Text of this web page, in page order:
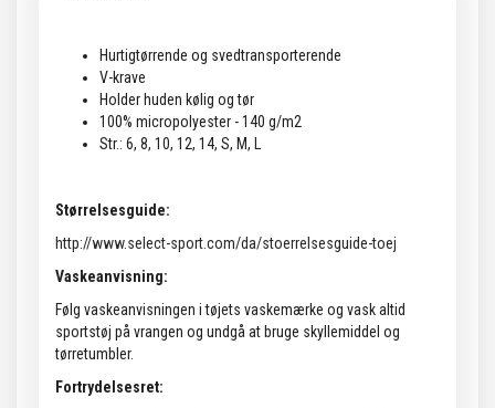
Hurtigtørrende og svedtransporterende
V-krave
Holder huden kølig og tør
100% micropolyester - 140 g/m2
Str.: 6, 8, 10, 12, 14, S, M, L
Størrelsesguide:
http://www.select-sport.com/da/stoerrelsesguide-toej
Vaskeanvisning:
Følg vaskeanvisningen i tøjets vaskemærke og vask altid
sportstøj på vrangen og undgå at bruge skyllemiddel og
tørretumbler.
Fortrydelsesret: